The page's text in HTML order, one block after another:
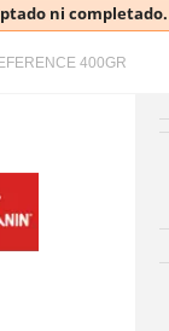
ni completado.
400GR